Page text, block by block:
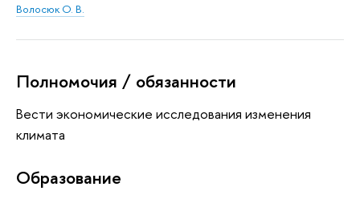
Волосюк О. В.
Полномочия / обязанности
Вести экономические исследования изменения
климата
Oбразование